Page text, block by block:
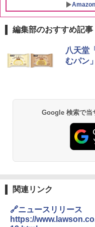
チ
食
【
| 業
麺
ー
パ
3
[山
暮
チ
シ
L
3
ー
編集部のおすすめ記事
八天堂
むパン
Google 検索で当
関連リンク
🔗ニュースリリース
https://